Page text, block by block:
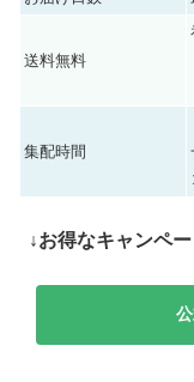
送料無料
集配時間
↓お得なキャンペ